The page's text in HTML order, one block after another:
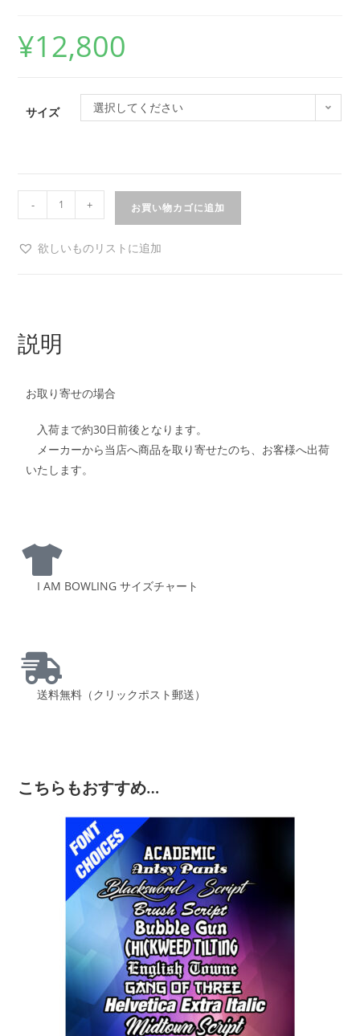
¥12,800
サイズ 選択してください
- + お買い物カゴに追加
欲しいものリストに追加
説明
お取り寄せの場合
入荷まで約30日前後となります。
メーカーから当店へ商品を取り寄せたのち、お客様へ出荷
いたします。
I AM BOWLING サイズチャート
送料無料（クリックポスト郵送）
こちらもおすすめ…